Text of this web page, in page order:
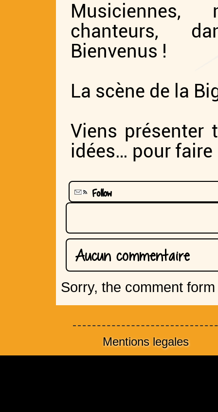
Musiciennes,
chanteurs,
Bienvenus !
La scène de la
Viens présenter
idées… pour
Follow
Aucun commentaire
Sorry, the comment
Mentions legales